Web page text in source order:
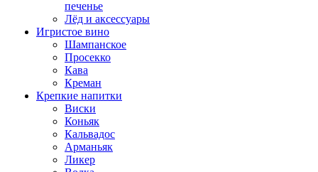
печенье
Лёд и аксессуары
Игристое вино
Шампанское
Просекко
Кава
Креман
Крепкие напитки
Виски
Коньяк
Кальвадос
Арманьяк
Ликер